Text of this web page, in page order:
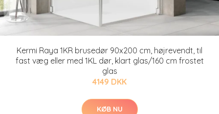
Kermi Raya 1KR brusedør 90x200 cm, højrevendt, til
fast væg eller med 1KL dør, klart glas/160 cm frostet
glas
4149 DKK
KØB NU